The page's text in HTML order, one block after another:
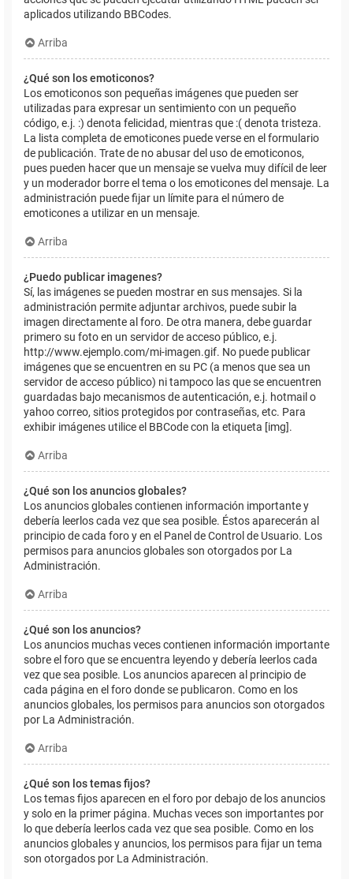
aplicados utilizando BBCodes.
Arriba
¿Qué son los emoticonos?
Los emoticonos son pequeñas imágenes que pueden ser
utilizadas para expresar un sentimiento con un pequeño
código, e.j. :) denota felicidad, mientras que :( denota tristeza.
La lista completa de emoticones puede verse en el formulario
de publicación. Trate de no abusar del uso de emoticonos,
pues pueden hacer que un mensaje se vuelva muy difícil de leer
y un moderador borre el tema o los emoticones del mensaje. La
administración puede fijar un límite para el número de
emoticones a utilizar en un mensaje.
Arriba
¿Puedo publicar imagenes?
Sí, las imágenes se pueden mostrar en sus mensajes. Si la
administración permite adjuntar archivos, puede subir la
imagen directamente al foro. De otra manera, debe guardar
primero su foto en un servidor de acceso público, e.j.
http://www.ejemplo.com/mi-imagen.gif. No puede publicar
imágenes que se encuentren en su PC (a menos que sea un
servidor de acceso público) ni tampoco las que se encuentren
guardadas bajo mecanismos de autenticación, e.j. hotmail o
yahoo correo, sitios protegidos por contraseñas, etc. Para
exhibir imágenes utilice el BBCode con la etiqueta [img].
Arriba
¿Qué son los anuncios globales?
Los anuncios globales contienen información importante y
debería leerlos cada vez que sea posible. Éstos aparecerán al
principio de cada foro y en el Panel de Control de Usuario. Los
permisos para anuncios globales son otorgados por La
Administración.
Arriba
¿Qué son los anuncios?
Los anuncios muchas veces contienen información importante
sobre el foro que se encuentra leyendo y debería leerlos cada
vez que sea posible. Los anuncios aparecen al principio de
cada página en el foro donde se publicaron. Como en los
anuncios globales, los permisos para anuncios son otorgados
por La Administración.
Arriba
¿Qué son los temas fijos?
Los temas fijos aparecen en el foro por debajo de los anuncios
y solo en la primer página. Muchas veces son importantes por
lo que debería leerlos cada vez que sea posible. Como en los
anuncios globales y anuncios, los permisos para fijar un tema
son otorgados por La Administración.